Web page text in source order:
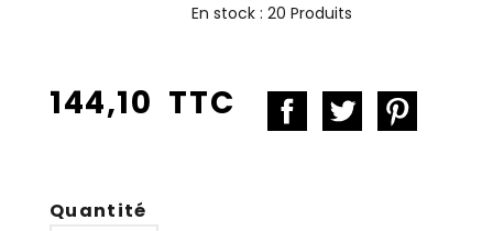
En stock :20 Produits
144,10 TTC
Quantité